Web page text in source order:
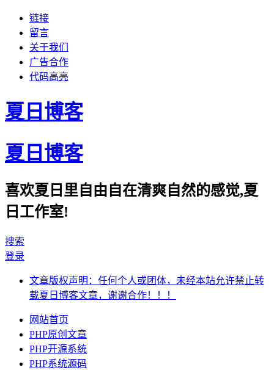
链接
留言
关于我们
广告合作
代码高亮
夏日博客
夏日博客
喜欢夏日里自由自在清爽自然的感觉,夏
日工作室!
搜索
登录
文章版权声明：任何个人或团体，未经本站允许禁止转
载夏日博客文章，谢谢合作！！！
网站首页
PHP原创文章
PHP开源系统
PHP系统源码